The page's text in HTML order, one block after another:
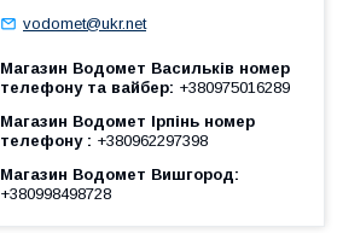
vodomet@ukr.net
Магазин Водомет Васильків номер
телефону та вайбер +380975016289
Магазин Водомет Ірпінь номер
телефону
+380962297398
Магазин Водомет Вишгород
+380998498728